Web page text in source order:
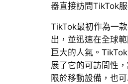
器直接訪問TikTok服
TikTok最初作為一
出，並迅速在全球
巨大的人氣。
展了它的可訪問性
限於移動設備，也